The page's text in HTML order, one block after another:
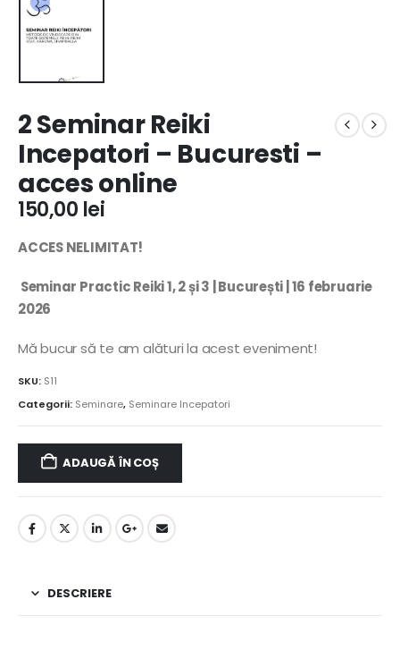
2 Seminar Reiki
Incepatori – Bucuresti –
acces online
150,00 lei
ACCES NELIMITAT!
Seminar Practic Reiki 1, 2 și 3 | București | 16 februarie
2026
Mă bucur să te am alături la acest eveniment!
SKU: S11
Categorii: Seminare, Seminare Incepatori
ADAUGĂ ÎN COȘ
DESCRIERE